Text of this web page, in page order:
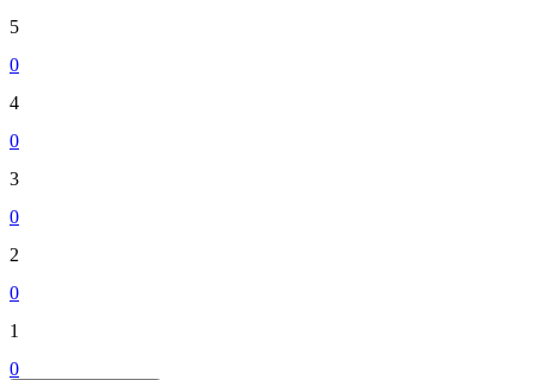
5
0
4
0
3
0
2
0
1
0